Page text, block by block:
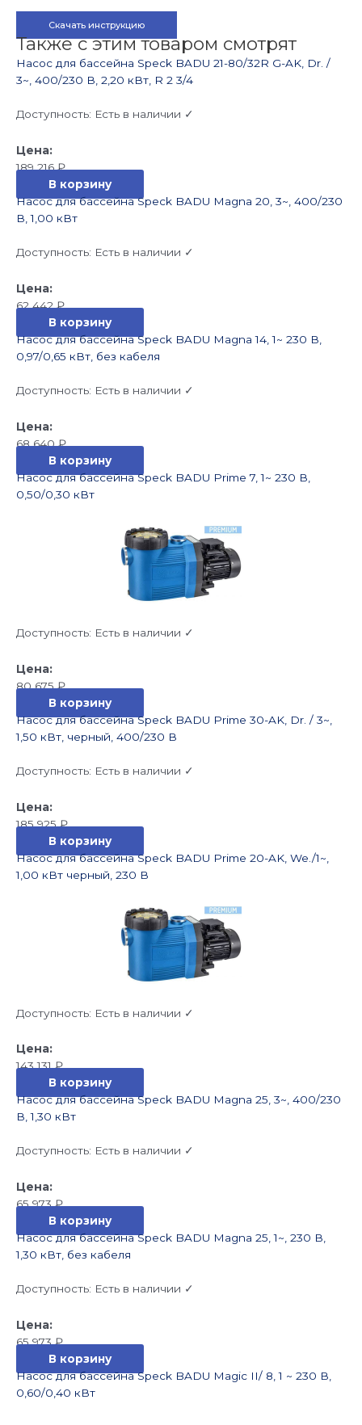
Скачать инструкцию
Также с этим товаром смотрят
Насос для бассейна Speck BADU 21-80/32R G-AK, Dr. /
3~, 400/230 В, 2,20 кВт, R 2 3/4
Доступность: Есть в наличии ✓
189 216₽
В корзину
Насос для бассейна Speck BADU Magna 20, 3~, 400/230
В, 1,00 кВт
Доступность: Есть в наличии ✓
62 442₽
В корзину
Насос для бассейна Speck BADU Magna 14, 1~ 230 В,
0,97/0,65 кВт, без кабеля
Доступность: Есть в наличии ✓
68 640₽
В корзину
Насос для бассейна Speck BADU Prime 7, 1~ 230 В,
0,50/0,30 кВт
Доступность: Есть в наличии ✓
80 675₽
В корзину
Насос для бассейна Speck BADU Prime 30-AK, Dr. / 3~,
1,50 кВт, черный, 400/230 В
Доступность: Есть в наличии ✓
185 925₽
В корзину
Насос для бассейна Speck BADU Prime 20-AK, We./1~,
1,00 кВт черный, 230 В
Доступность: Есть в наличии ✓
143 131₽
В корзину
Насос для бассейна Speck BADU Magna 25, 3~, 400/230
В, 1,30 кВт
Доступность: Есть в наличии ✓
65 973₽
В корзину
Насос для бассейна Speck BADU Magna 25, 1~, 230 В,
1,30 кВт, без кабеля
Доступность: Есть в наличии ✓
65 973₽
В корзину
Насос для бассейна Speck BADU Magic II/ 8, 1 ~ 230 В,
0,60/0,40 кВт